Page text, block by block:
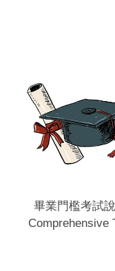
畢業門檻考試
Comprehensive